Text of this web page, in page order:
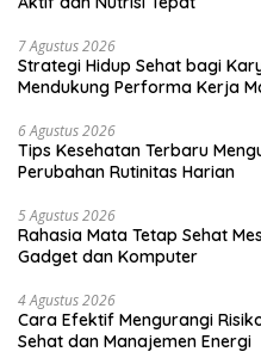
7 Agustus 2026
Strategi Hidup Sehat bagi
Mendukung Performa Kerja
6 Agustus 2026
Tips Kesehatan Terbaru
Perubahan Rutinitas Harian
5 Agustus 2026
Rahasia Mata Tetap Sehat
Gadget dan Komputer
4 Agustus 2026
Cara Efektif Mengurangi
Sehat dan Manajemen Energi